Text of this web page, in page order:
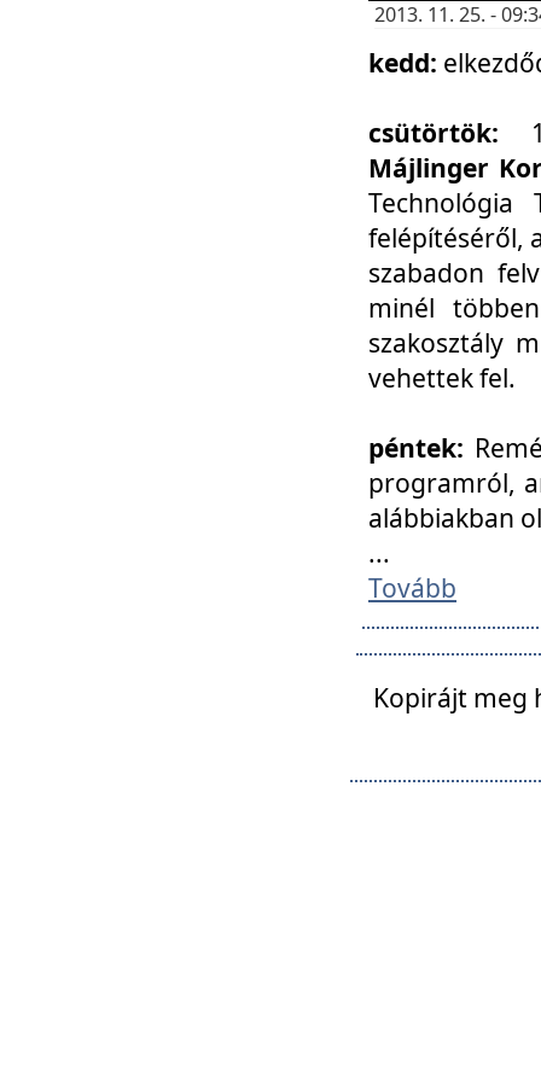
2013. 11. 25. -
kedd:
csütörtök:
Májlinger
Technológia
felépítéséről,
szabadon
minél
szakosztály
vehettek fel.
péntek:
programról,
alábbiakban
...
Tovább
Kopirájt meg